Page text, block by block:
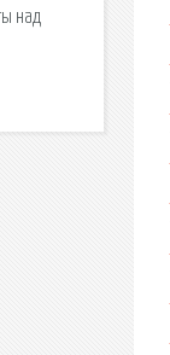
над